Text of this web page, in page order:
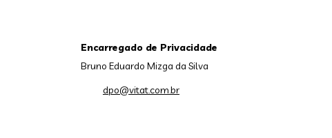
Encarregado de Privacidade
Bruno Eduardo Mizga da Silva
dpo@vitat.com.br